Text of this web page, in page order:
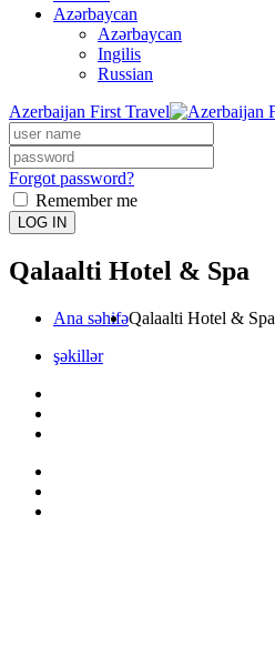
Azərbaycan
Azərbaycan
Ingilis
Russian
Azerbaijan First Travel
Forgot password?
Remember me
LOG IN
Qalaalti Hotel & Spa
Ana səhifəQalaalti Hotel & Spa
şəkillər